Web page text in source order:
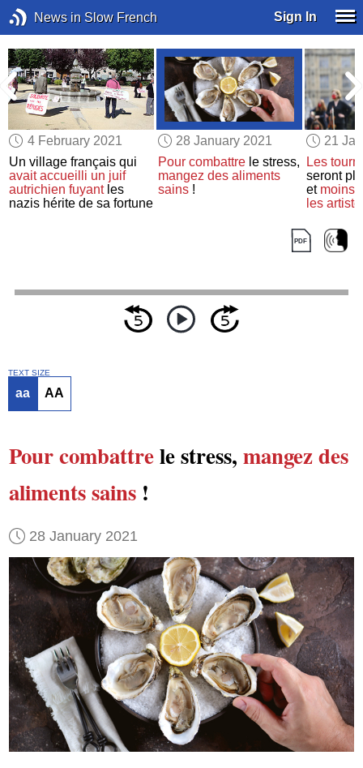
News in Slow French Sign In
4 February 2021
Un village français qui
avait accueilli un juif
autrichien fuyantles
nazis hérite de sa fortune
28 January 2021
Pour combattrele stress,
mangez des aliments
sains!
21
Les
seront
et moins
les
TEXT SIZE
aa AA
Pour combattrele stress, mangezdes
aliments sains!
28 January 2021